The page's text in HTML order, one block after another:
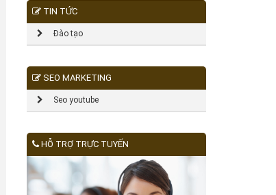
TIN TỨC
Đào tạo
SEO MARKETING
Seo youtube
HỖ TRỢ TRỰC TUYẾN